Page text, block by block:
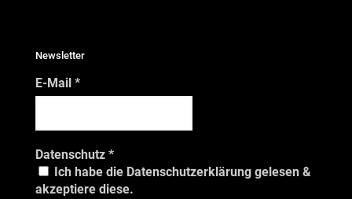
Newsletter
E-Mail *
Datenschutz *
Ich habe die Datenschutzerklärung gelesen &
akzeptiere diese.